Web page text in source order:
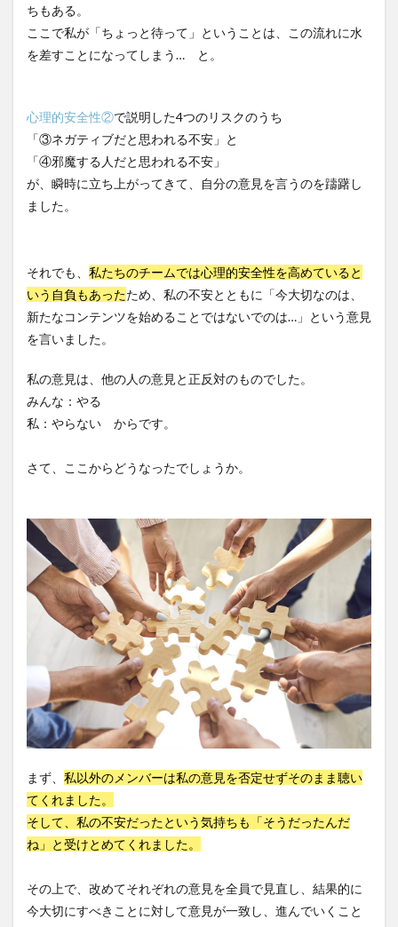
ちもある。
ここで私が「ちょっと待って」ということは、この流れに水
を差すことになってしまう… と。
心理的安全性②で説明した4つのリスクのうち
「③ネガティブだと思われる不安」と
「④邪魔する人だと思われる不安」
が、瞬時に立ち上がってきて、自分の意見を言うのを躊躇し
ました。
それでも、 私たちのチームでは心理的安全性を高めていると
いう自負もあったため、私の不安とともに「今大切なのは、
新たなコンテンツを始めることではないでのは…」という意見
を言いました。
私の意見は、他の人の意見と正反対のものでした。
みんな：やる
私：やらない からです。
さて、ここからどうなったでしょうか。
まず、 私以外のメンバーは私の意見を否定せずそのまま聴い
てくれました。
そして、私の不安だったという気持ちも「そうだったんだ
ね」と受けとめてくれました。
その上で、改めてそれぞれの意見を全員で見直し、結果的に
今大切にすべきことに対して意見が一致し、進んでいくこと
マニュアル
やさしい手
ゆめのたね
ゆめのため
リーダーシップ
プラススマイル
レクリエーション
レセプト請求
ロングヘアー
一般社団法人全国介護支援協会
人員配置基準
ダレタメすぎと
タレントマネジメント
チーム
チームビルディング
チーム力
チアケアズ
ファクタリング
ドラえもん
ナノファイバー
ナノファイバーマスク
ハレルベースアリマツ
パンツ
ひび
髪色
検索